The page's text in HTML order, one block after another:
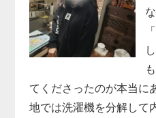
てくださったのが本当に
地では洗濯機を分解して